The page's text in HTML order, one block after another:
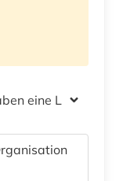
eine Lizenz